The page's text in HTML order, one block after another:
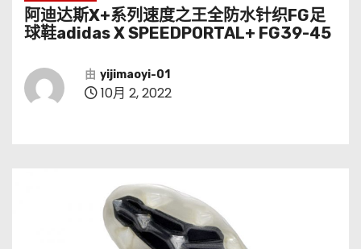
阿迪达斯X+系列速度之王全防水针织FG足
球鞋adidas X SPEEDPORTAL+ FG39-45
由 yijimaoyi-01
10月 2, 2022